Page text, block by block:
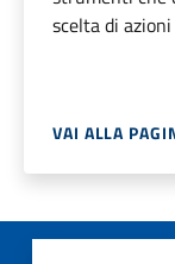
scelta di
VAI ALLA